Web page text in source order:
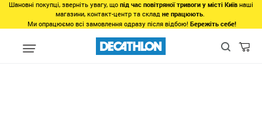
Шановні покупці, зверніть увагу, що під час повітряної тривоги у місті Київ наші
магазини, контакт-центр та склад не працюють.
Ми опрацюємо всі замовлення одразу після відбою! Бережіть себе!
Види спорту Біг, Спортивна ходьба Спортивне